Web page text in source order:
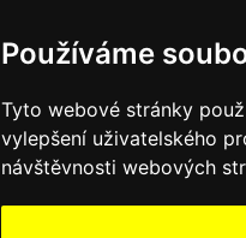
Používáme
Tyto webové stránky
vylepšení uživatelského
návštěvnosti webových